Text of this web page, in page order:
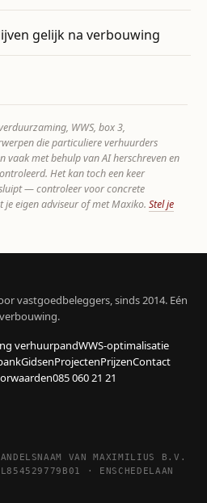
gelijk na verbouwing
WWS, box 3,
die particuliere verhuurders
vaak met behulp van AI herschreven en
Het kan toch een keer
— controleer voor concrete
je eigen adviseur of met Maxiko. Stel je
vastgoedbeleggers, sinds 2014. Eén
verhuurpandWWS-optimalisatie
GidsenProjectenPrijzenContact
085 060 21 21
VAN MAXIMILIUS B.V.
· ENSCHEDELAAN